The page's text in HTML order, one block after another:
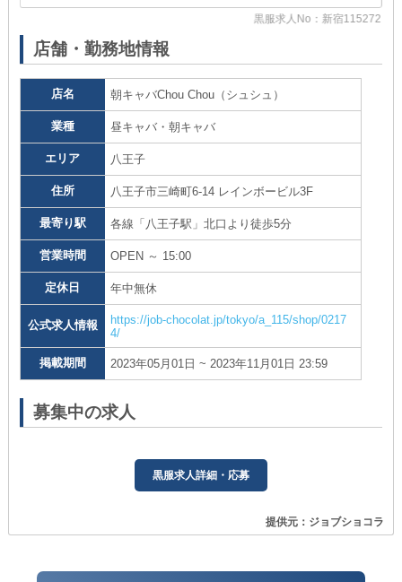
黒服求人No：新宿115272
店舗・勤務地情報
店名 朝キャバChou Chou（シュシュ）
業種 昼キャバ・朝キャバ
エリア 八王子
住所 八王子市三崎町6-14 レインボービル3F
最寄り駅 各線「八王子駅」北口より徒歩5分
営業時間 OPEN ～ 15:00
定休日 年中無休
公式求人情報
https://job-chocolat.jp/tokyo/a_115/shop/0217
4/
掲載期間 2023年05月01日 ~ 2023年11月01日 23:59
募集中の求人
黒服求人詳細・応募
提供元：ジョブショコラ